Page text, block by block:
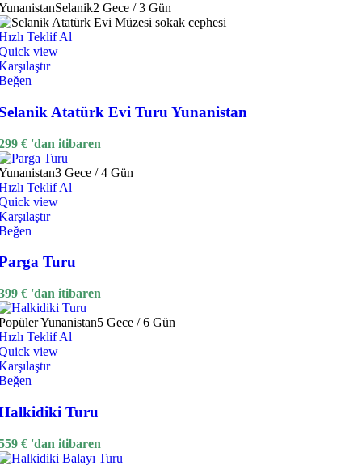
Selanik2 Gece / 3 Gün
Teklif Al
view
Atatürk Evi Turu Yunanistan
€ 'dan itibaren
3 Gece / 4 Gün
Teklif Al
view
Turu
€ 'dan itibaren
Yunanistan5 Gece / 6 Gün
Teklif Al
view
Turu
€ 'dan itibaren